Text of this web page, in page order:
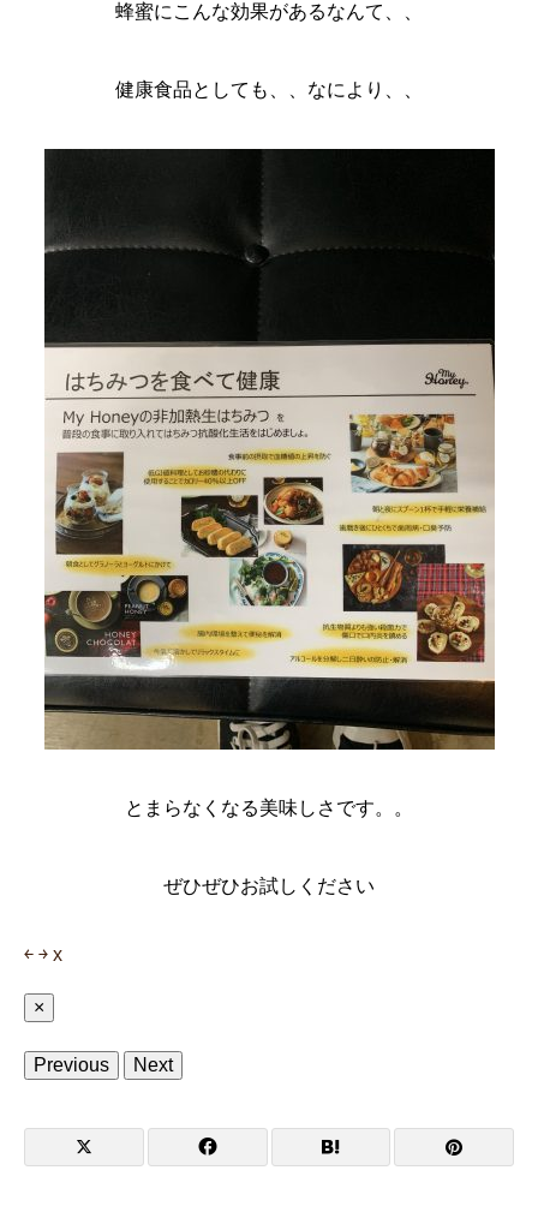
蜂蜜にこんな効果があるなんて、、
健康食品としても、、なにより、、
とまらなくなる美味しさです。。
ぜひぜひお試しください
￩ ￫ x
×
Previous Next